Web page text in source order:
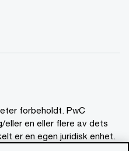
forbeholdt. PwC
en eller flere av dets
er en egen juridisk enhet.